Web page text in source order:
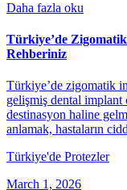
Daha fazla oku
Türkiye’de
Rehberiniz
Türkiye’de zigomatik
gelişmiş dental
destinasyon haline
anlamak, hastaların
Türkiye'de Protezler
March 1, 2026